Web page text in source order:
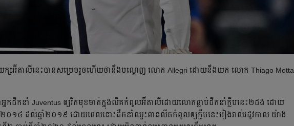
យក្ស​អ៊ីតាលី​នេះ​បាន​សម្រេច​រួច​ហើយ​ថា​នឹង​បណ្ដេញ​ លោក​ Allegri ដោយ​នឹង​យក​ លោក​ Thiago Motta
ា​អ្នកដឹកនាំ​ Juventus ឲ្យ​រីក​មុខ​មាត់​ក្នុង​លីគ​កំពូល​អ៊ីតាលី​ដោយ​លោក​ធ្លាប់​ដឹកនាំ​ក្លឹប​នេះ​២ដង​ ដោយ​
០១៤ ដល់​ឆ្នាំ​២០១៩ ដោយ​ពេល​នោះ​ដឹកនាំ​ឈ្នះ​ពាន​លីគ​កំពូល​ឲ្យ​ក្លឹប​នេះ​រៀងរាល់​រដូវកាល​ យ៉ាង​